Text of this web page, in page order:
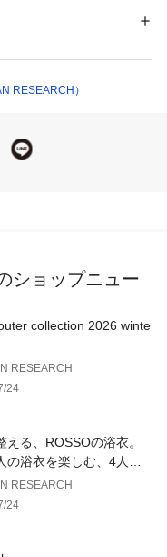
遊び心を加えたデザイ
、軽さと丈夫さもあり
ス感がありながらも、
し、全体のバランスを
からの寒い季節に持っ
性
な風合い
ット
囲気に
ーバリエーション
タグをご覧ください
RESEARCH）
ショップニュー
collection 2026 winte
RESEARCH
24
える、ROSSOの浴衣。
浴衣を楽しむ、4人のT
RESEARCH
24